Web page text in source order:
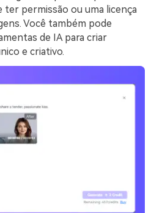
ter permissão ou uma licença
Você também pode
de IA para criar
e criativo.